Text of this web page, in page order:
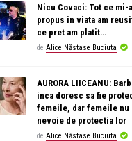
Nicu Covaci: Tot ce mi-
propus in viata am
ce pret am platit…
de Alice Năstase Buciuta
AURORA LIICEANU:
inca doresc sa fie
femeile, dar femeile nu
nevoie de protectia lor
de Alice Năstase Buciuta